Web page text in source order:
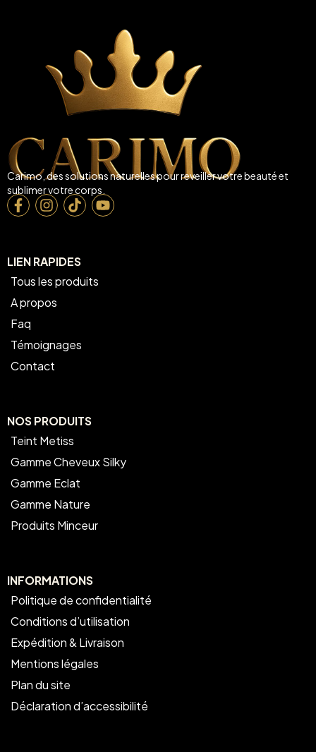
Carimo, des solutions naturelles pour reveiller votre beauté et
sublimer votre corps.
LIEN RAPIDES
Tous les produits
A propos
Faq
Témoignages
Contact
NOS PRODUITS
Teint Metiss
Gamme Cheveux Silky
Gamme Eclat
Gamme Nature
Produits Minceur
INFORMATIONS
Politique de confidentialité
Conditions d’utilisation
Expédition & Livraison
Mentions légales
Plan du site
Déclaration d’accessibilité